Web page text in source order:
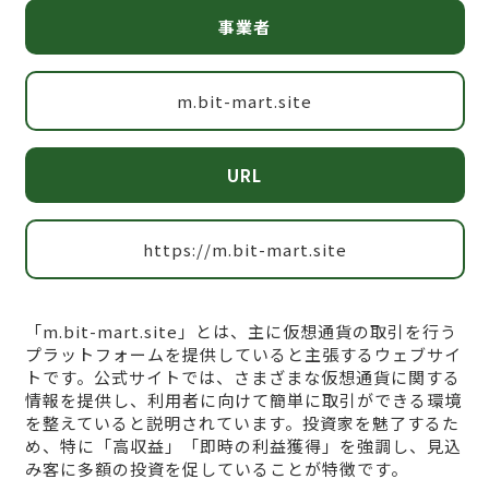
事業者
m.bit-mart.site
URL
https://m.bit-mart.site
「m.bit-mart.site」とは、主に仮想通貨の取引を行う
プラットフォームを提供していると主張するウェブサイ
トです。公式サイトでは、さまざまな仮想通貨に関する
情報を提供し、利用者に向けて簡単に取引ができる環境
を整えていると説明されています。投資家を魅了するた
め、特に「高収益」「即時の利益獲得」を強調し、見込
み客に多額の投資を促していることが特徴です。